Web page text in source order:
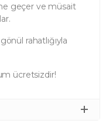
geçer ve müsait
rahatlığıyla
ücretsizdir!